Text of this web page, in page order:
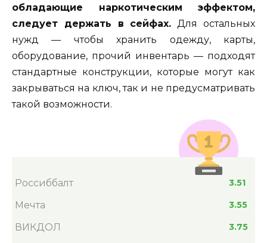
обладающие наркотическим эффектом,
следует держать в сейфах. Для остальных
нужд — чтобы хранить одежду, карты,
оборудование, прочий инвентарь — подходят
стандартные конструкции, которые могут как
закрываться на ключ, так и не предусматривать
такой возможности.
Россиббалт 3.51
Мечта 3.55
ВИКДОЛ 3.75